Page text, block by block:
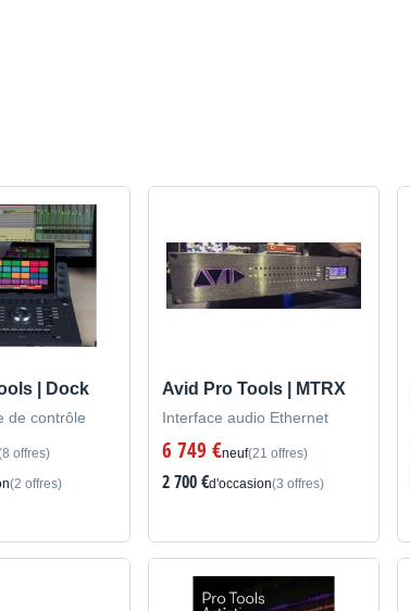
| Dock
de contrôle
offres)
(2 offres)
Avid Pro Tools | MTRX
Interface audio Ethernet
6 749 €neuf(21 offres)
2 700 €d'occasion(3 offres)